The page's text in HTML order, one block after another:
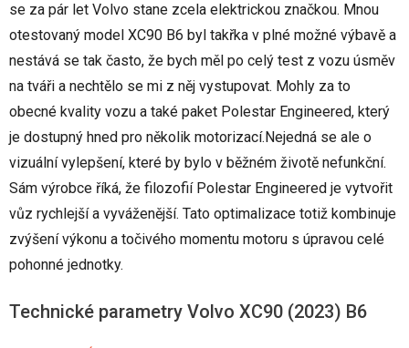
se za pár let Volvo stane zcela elektrickou značkou. Mnou
otestovaný model XC90 B6 byl takřka v plné možné výbavě a
nestává se tak často, že bych měl po celý test z vozu úsměv
na tváři a nechtělo se mi z něj vystupovat. Mohly za to
obecné kvality vozu a také paket Polestar Engineered, který
je dostupný hned pro několik motorizací.Nejedná se ale o
vizuální vylepšení, které by bylo v běžném životě nefunkční.
Sám výrobce říká, že filozofií Polestar Engineered je vytvořit
vůz rychlejší a vyváženější. Tato optimalizace totiž kombinuje
zvýšení výkonu a točivého momentu motoru s úpravou celé
pohonné jednotky.
Technické parametry Volvo XC90 (2023) B6